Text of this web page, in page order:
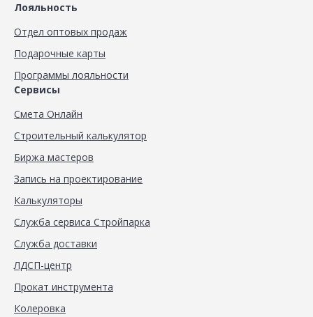
Лояльность
Отдел оптовых продаж
Подарочные карты
Программы лояльности
Сервисы
Смета Онлайн
Строительный калькулятор
Биржа мастеров
Запись на проектирование
Калькуляторы
Служба сервиса Стройпарка
Служба доставки
ЛДСП-центр
Прокат инструмента
Колеровка